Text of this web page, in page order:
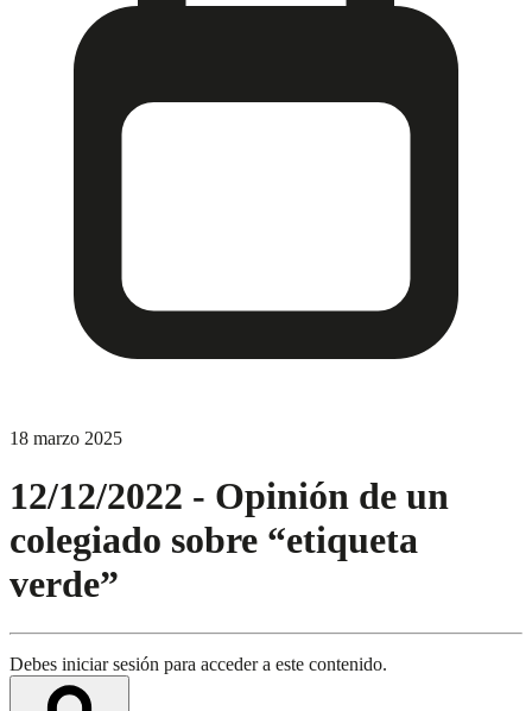
18 marzo 2025
12/12/2022 - Opinión de un
colegiado sobre “etiqueta
verde”
Debes iniciar sesión para acceder a este contenido.